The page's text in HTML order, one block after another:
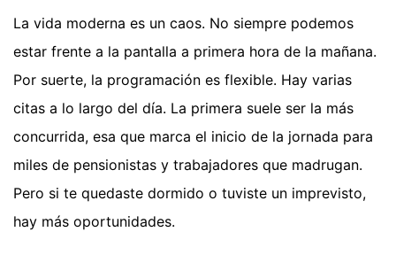
La vida moderna es un caos. No siempre podemos
estar frente a la pantalla a primera hora de la mañana.
Por suerte, la programación es flexible. Hay varias
citas a lo largo del día. La primera suele ser la más
concurrida, esa que marca el inicio de la jornada para
miles de pensionistas y trabajadores que madrugan.
Pero si te quedaste dormido o tuviste un imprevisto,
hay más oportunidades.